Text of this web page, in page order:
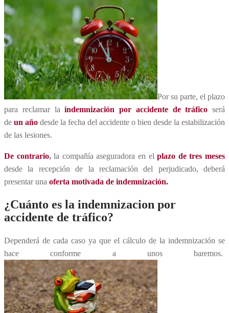
Por su parte, el plazo
para reclamar la indemnización por accidente de tráfico será
de un año desde la fecha del accidente o bien desde la estabilización
de las lesiones.
De contrario,la compañía aseguradora en elplazo de tres meses
desde la recepción de la reclamación del perjudicado, deberá
presentar una oferta motivada de indemnización.
¿Cuánto es la indemnizacion por
accidente de tráfico?
Dependerá de cada caso ya que el cálculo de la indemnización se
hace conforme a unos baremos.